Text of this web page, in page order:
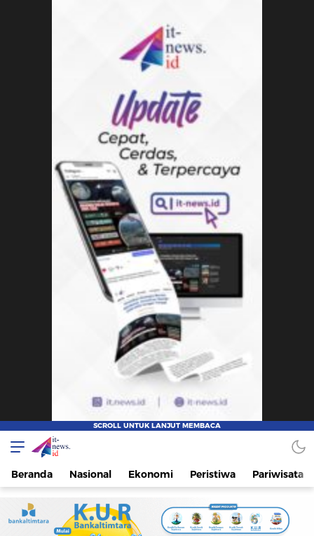
IT-NEWS
Update Cepat, Cerdas, dan Terpercaya
Beranda Nasional Ekonomi Peristiwa Pariwisata